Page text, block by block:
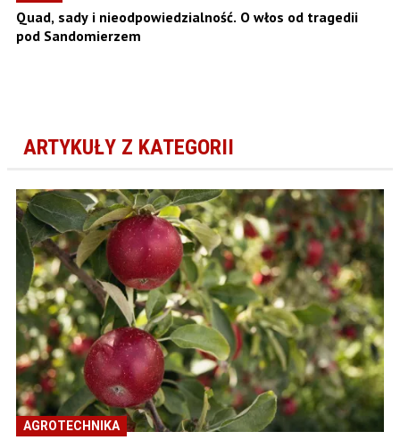
Quad, sady i nieodpowiedzialność. O włos od tragedii
pod Sandomierzem
ARTYKUŁY Z KATEGORII
AGROTECHNIKA